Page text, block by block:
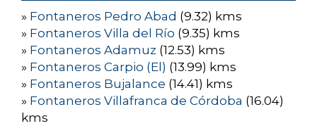
» Fontaneros Pedro Abad (9.32) kms
» Fontaneros Villa del Río (9.35) kms
» Fontaneros Adamuz (12.53) kms
» Fontaneros Carpio (El) (13.99) kms
» Fontaneros Bujalance (14.41) kms
» Fontaneros Villafranca de Córdoba (16.04)
kms